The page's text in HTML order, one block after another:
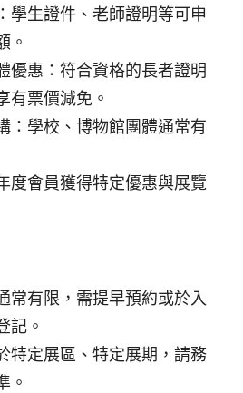
學生證件、老師證明等可申
。
優惠：符合資格的長者證明
有票價減免。
：學校、博物館團體通常有
度會員獲得特定優惠與展覽
常有限，需提早預約或於入
記。
特定展區、特定展期，請務
。